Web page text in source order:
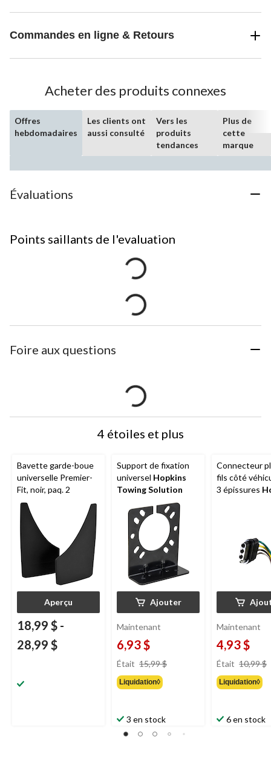
Commandes en ligne & Retours
Acheter des produits connexes
Offres
hebdomadaires
Les clients ont
aussi consulté
Vers les
produits
tendances
Plus de
cette
marque
Évaluations
Points saillants de l'evaluation
Foire aux questions
4 étoiles et plus
Bavette garde-boue
universelle Premier-
Fit, noir, paq. 2
Aperçu
18,99 $ -
28,99 $
Support de fixation
universel Hopkins
Towing Solution
Ajouter
Maintenant
6,93 $
Était 15,99 $
Liquidation◊
3 en stock
Connecteur
fils côté
3 épissures
Maintenant
4,93 $
Était 10,99 $
Liquidation◊
6 en stock